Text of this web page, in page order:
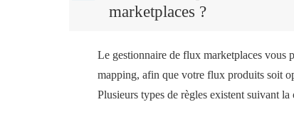
marketplaces ?
Le gestionnaire de flux marketplaces vous
mapping, afin que votre flux produits soit
Plusieurs types de règles existent suivant